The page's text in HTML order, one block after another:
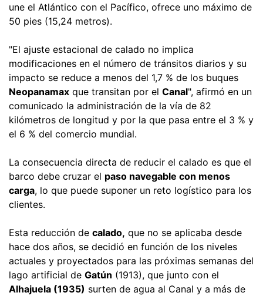
une el Atlántico con el Pacífico, ofrece uno máximo de
50 pies (15,24 metros).
"El ajuste estacional de calado no implica
modificaciones en el número de tránsitos diarios y su
impacto se reduce a menos del 1,7 % de los buques
Neopanamax que transitan por el Canal", afirmó en un
comunicado la administración de la vía de 82
kilómetros de longitud y por la que pasa entre el 3 % y
el 6 % del comercio mundial.
La consecuencia directa de reducir el calado es que el
barco debe cruzar el paso navegable con menos
carga, lo que puede suponer un reto logístico para los
clientes.
Esta reducción de calado, que no se aplicaba desde
hace dos años, se decidió en función de los niveles
actuales y proyectados para las próximas semanas del
lago artificial de Gatún (1913), que junto con el
Alhajuela (1935) surten de agua al Canal y a más de